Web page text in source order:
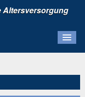
Altersversorgung
Arbeitgeber-Service
Arbeitnehmer-Service